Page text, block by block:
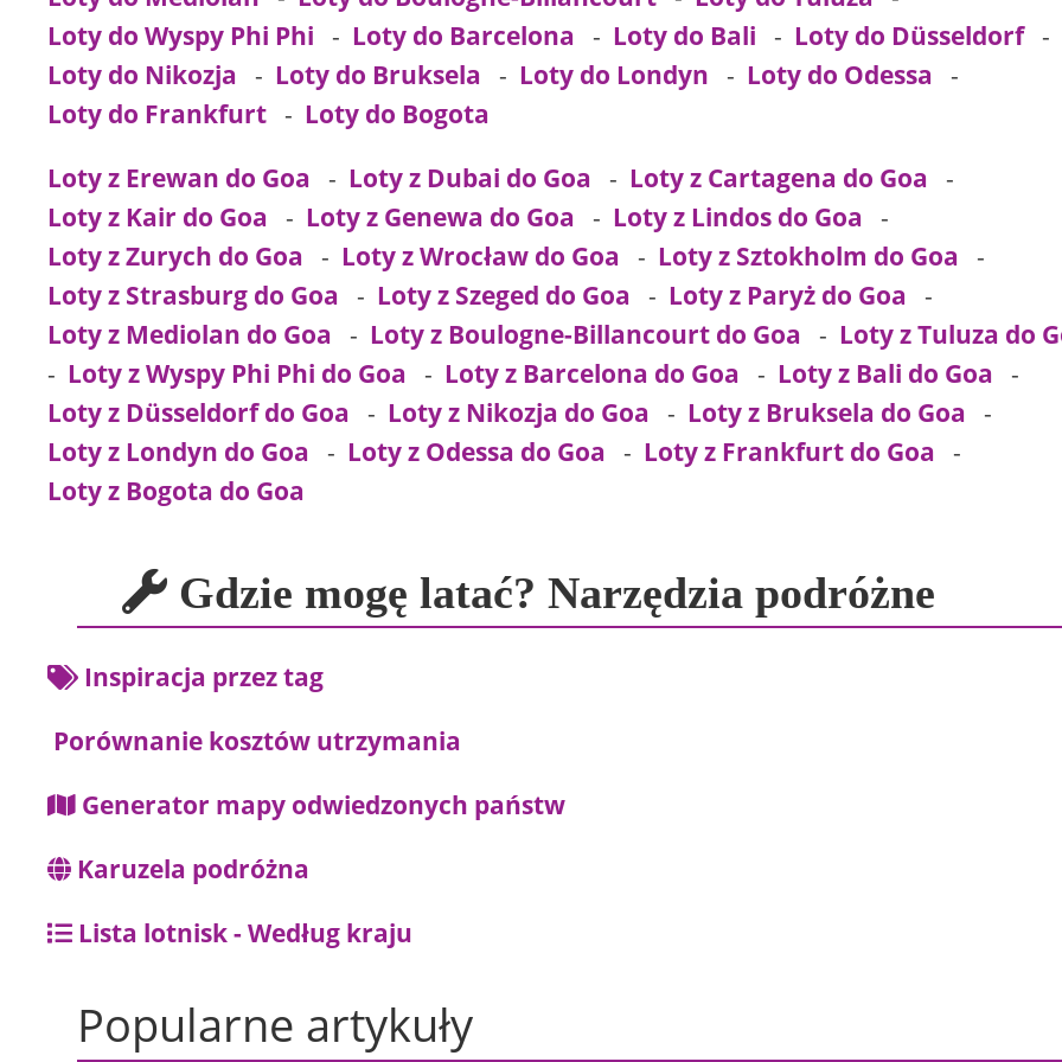
Loty do Wyspy Phi Phi - Loty do Barcelona - Loty do Bali - Loty do Düsseldorf-
Loty do Nikozja - Loty do Bruksela - Loty do Londyn - Loty do Odessa -
Loty do Frankfurt - Loty do Bogota
Loty z Erewan do Goa - Loty z Dubai do Goa - Loty z Cartagena do Goa -
Loty z Kair do Goa - Loty z Genewa do Goa - Loty z Lindos do Goa -
Loty z Zurych do Goa - Loty z Wrocław do Goa - Loty z Sztokholm do Goa -
Loty z Strasburg do Goa - Loty z Szeged do Goa - Loty z Paryż do Goa -
Loty z Mediolan do Goa - Loty z Boulogne-Billancourt do Goa - Loty z Tuluza do
- Loty z Wyspy Phi Phi do Goa - Loty z Barcelona do Goa - Loty z Bali do Goa -
Loty z Düsseldorf do Goa - Loty z Nikozja do Goa - Loty z Bruksela do Goa -
Loty z Londyn do Goa - Loty z Odessa do Goa - Loty z Frankfurt do Goa -
Loty z Bogota do Goa
Gdzie mogę latać? Narzędzia podróżne
Inspiracja przez tag
Porównanie kosztów utrzymania
Generator mapy odwiedzonych państw
Karuzela podróżna
Lista lotnisk - Według kraju
Popularne artykuły